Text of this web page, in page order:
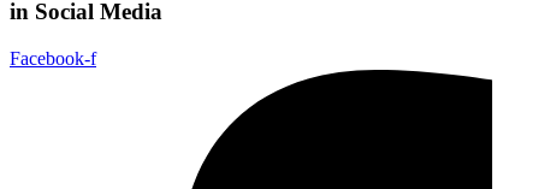
in Social Media
Facebook-f